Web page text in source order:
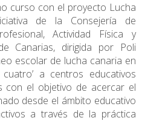
curso con el proyecto Lucha
de la Consejería de
Actividad Física y
Canarias, dirigida por Poli
escolar de lucha canaria en
a centros educativos
con el objetivo de acercar el
desde el ámbito educativo
a través de la práctica